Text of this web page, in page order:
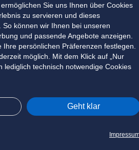
Sie uns Ihnen über Cookies
zu servieren und dieses
können wir Ihnen bei unseren
und passende Angebote anzeigen.
Ihre persönlichen Präferenzen festlegen.
möglich. Mit dem Klick auf „Nur
lediglich technisch notwendige Cookies
Geht klar